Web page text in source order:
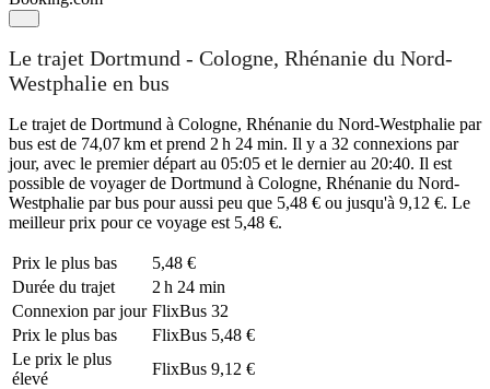
Le trajet Dortmund - Cologne, Rhénanie du Nord-
Westphalie en bus
Le trajet de Dortmund à Cologne, Rhénanie du Nord-Westphalie par
bus est de 74,07 km et prend 2 h 24 min. Il y a 32 connexions par
jour, avec le premier départ au 05:05 et le dernier au 20:40. Il est
possible de voyager de Dortmund à Cologne, Rhénanie du Nord-
Westphalie par bus pour aussi peu que 5,48 € ou jusqu'à 9,12 €. Le
meilleur prix pour ce voyage est 5,48 €.
Prix ​​le plus bas
5,48 €
Durée du trajet
2 h 24 min
Connexion par jour FlixBus 32
Prix ​​le plus bas
FlixBus 5,48 €
Le prix le plus
élevé
FlixBus 9,12 €